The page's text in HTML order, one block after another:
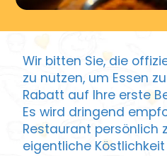
Wir bitten Sie, die
zu nutzen, um Essen
Rabatt auf Ihre erste
Es wird dringend
Restaurant persönlich
eigentliche